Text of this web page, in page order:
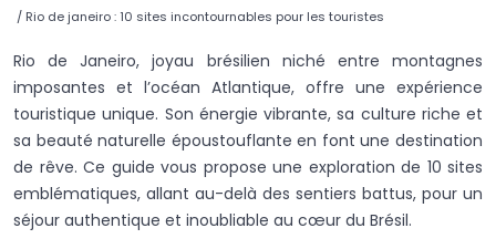
/ Rio de janeiro : 10 sites incontournables pour les touristes
Rio de Janeiro, joyau brésilien niché entre montagnes
imposantes et l’océan Atlantique, offre une expérience
touristique unique. Son énergie vibrante, sa culture riche et
sa beauté naturelle époustouflante en font une destination
de rêve. Ce guide vous propose une exploration de 10 sites
emblématiques, allant au-delà des sentiers battus, pour un
séjour authentique et inoubliable au cœur du Brésil.